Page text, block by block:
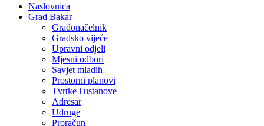
Naslovnica
Grad Bakar
Gradonačelnik
Gradsko vijeće
Upravni odjeli
Mjesni odbori
Savjet mladih
Prostorni planovi
Tvrtke i ustanove
Adresar
Udruge
Proračun